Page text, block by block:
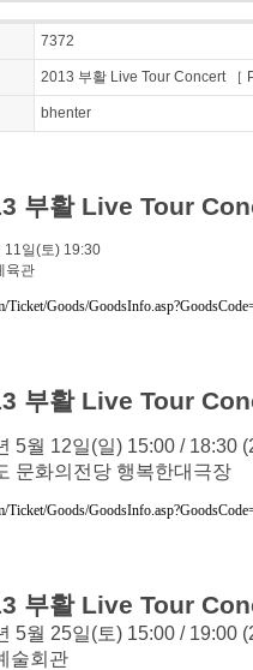
7372
2013 부활 Live Tour Concert ［
bhenter
부활 Live Tour
일(토) 19:30
육관
Ticket/Goods/
부활 Live Tour
5월 12일(일) 15:00 / 18:30
문화의전당 행복한대극장
Ticket/Goods/
부활 Live Tour
5월 25일(토) 15:00 / 19:00
술회관